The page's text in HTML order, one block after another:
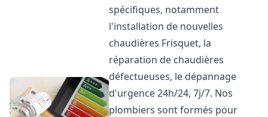
spécifiques, notamment
l'installation de nouvelles
chaudières Frisquet, la
réparation de chaudières
défectueuses, le dépannage
d'urgence 24h/24, 7j/7. Nos
plombiers sont formés pour